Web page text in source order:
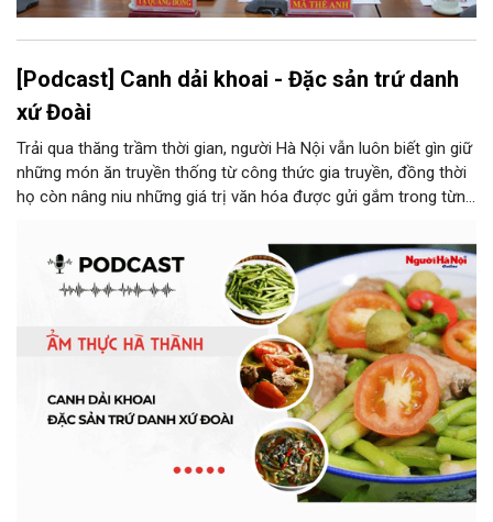
[Podcast] Canh dải khoai - Đặc sản trứ danh
xứ Đoài
Trải qua thăng trầm thời gian, người Hà Nội vẫn luôn biết gìn giữ
những món ăn truyền thống từ công thức gia truyền, đồng thời
họ còn nâng niu những giá trị văn hóa được gửi gắm trong từng
thức. Và canh dải khoai là một món ăn như thế.